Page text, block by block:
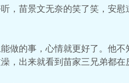
，苗景文无奈的笑了笑，安
做的事，心情就更好了。他
，出来就看到苗家三兄弟都在